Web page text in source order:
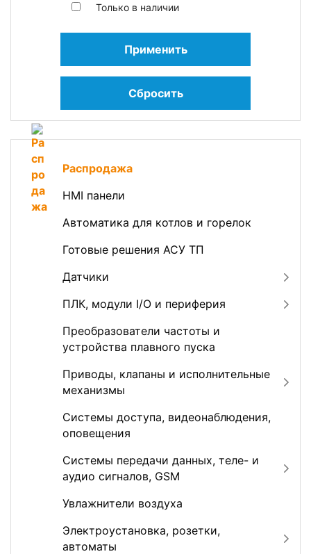
Только в наличии
Применить
Сбросить
Распродажа
HMI панели
Автоматика для котлов и горелок
Готовые решения АСУ ТП
Датчики
ПЛК, модули I/O и периферия
Преобразователи частоты и
устройства плавного пуска
Приводы, клапаны и исполнительные
механизмы
Системы доступа, видеонаблюдения,
оповещения
Системы передачи данных, теле- и
аудио сигналов, GSM
Увлажнители воздуха
Электроустановка, розетки,
автоматы